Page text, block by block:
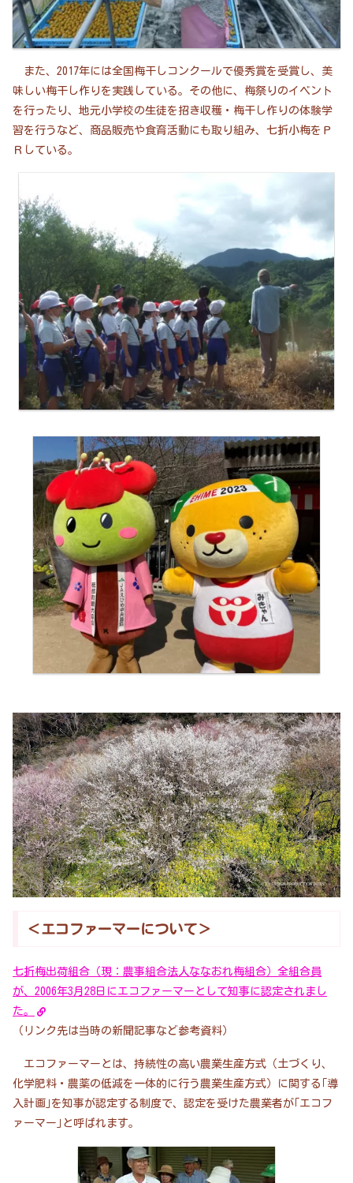
また、2017年には全国梅干しコンクールで優秀賞を受賞し、美
味しい梅干し作りを実践している。その他に、梅祭りのイベント
を行ったり、地元小学校の生徒を招き収穫・梅干し作りの体験学
習を行うなど、商品販売や食育活動にも取り組み、七折小梅をＰ
Ｒしている。
＜エコファーマーについて＞
七折梅出荷組合（現：農事組合法人ななおれ梅組合）全組合員
が、2006年3月28日にエコファーマーとして知事に認定されまし
た。
（リンク先は当時の新聞記事など参考資料）
エコファーマーとは、持続性の高い農業生産方式（土づくり、
化学肥料・農薬の低減を一体的に行う農業生産方式）に関する｢導
入計画｣を知事が認定する制度で、認定を受けた農業者が｢エコフ
ァーマー｣と呼ばれます。